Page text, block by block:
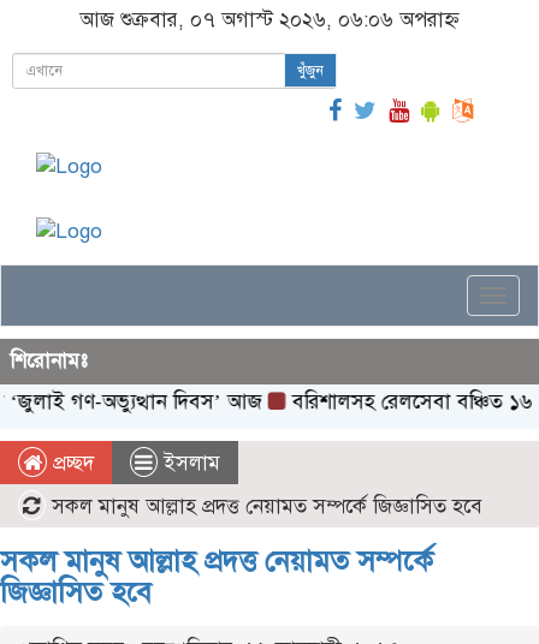
আজ শুক্রবার, ০৭ অগাস্ট ২০২৬, ০৬:০৬ অপরাহ্ন
খুঁজুন
শিরোনামঃ
গণ-অভ্যুত্থান দিবস’ আজ
বরিশালসহ রেলসেবা বঞ্চিত ১৬
প্রচ্ছদ
ইসলাম
সকল মানুষ আল্লাহ প্রদত্ত নেয়ামত সম্পর্কে জিজ্ঞাসিত হবে
সকল মানুষ আল্লাহ প্রদত্ত নেয়ামত সম্পর্কে
জিজ্ঞাসিত হবে